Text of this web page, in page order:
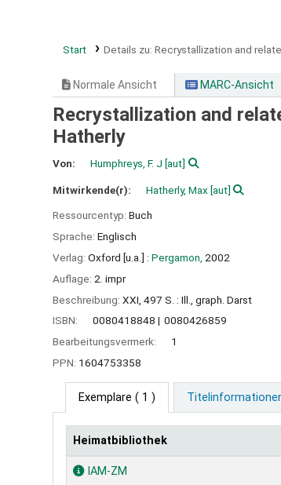
Start Details zu: Recrystallization and
Normale Ansicht MARC-Ansicht
Recrystallization and
Hatherly
Von: Humphreys, F. J [aut]
Mitwirkende(r): Hatherly, Max[aut]
Ressourcentyp: Buch
Sprache: Englisch
Verlag: Oxford [u.a.] : Pergamon, 2002
Auflage: 2. impr
Beschreibung: XXI, 497 S. : Ill., graph. Darst
ISBN:
0080418848
0080426859
Bearbeitungsvermerk:
1
PPN: 1604753358
Exemplare ( 1 )
Exemplare
Heimatbibliothek
IAM-ZM